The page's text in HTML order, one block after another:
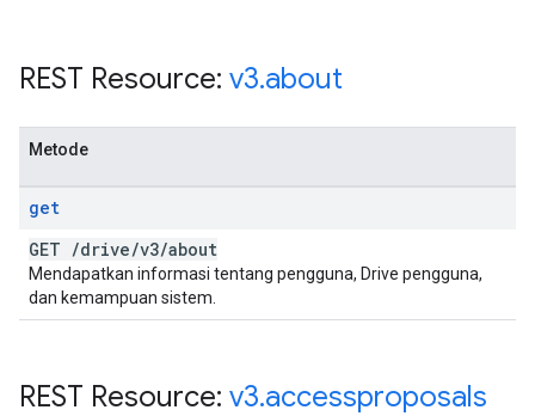
REST Resource: v3.about
Metode
get
GET /drive/v3/about
Mendapatkan informasi tentang pengguna, Drive pengguna,
dan kemampuan sistem.
REST Resource: v3.accessproposals